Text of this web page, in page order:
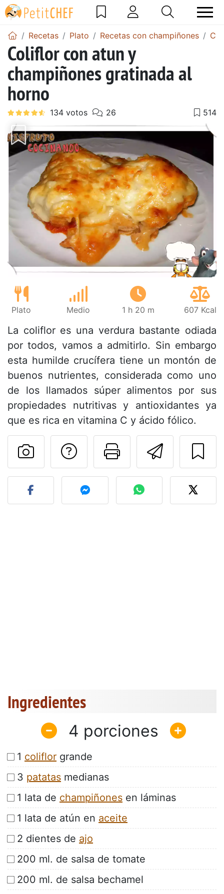
Recetas Plato Recetas con champiñones
Coliflor con atun y
champiñones gratinada al
horno
Plato Medio 1 h 20 m 607 Kcal
La coliflor es una verdura bastante odiada
por todos, vamos a admitirlo. Sin embargo
esta humilde crucífera tiene un montón de
buenos nutrientes, considerada como uno
de los llamados súper alimentos por sus
propiedades nutritivas y antioxidantes ya
que es rica en vitamina C y ácido fólico.
Imprimir
Preguntar al autor
Publicar la foto de esta
Ingredientes
4
1 coliflor grande
3 patatas medianas
1 lata de champiñones en láminas
1 lata de atún en aceite
2 dientes de ajo
200 ml. de salsa de tomate
200 ml. de salsa bechamel